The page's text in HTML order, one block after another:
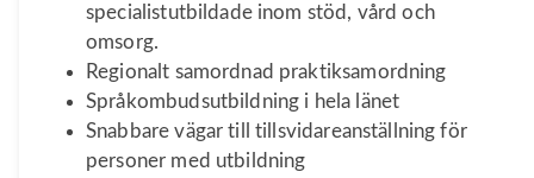
specialistutbildade inom stöd, vård och
omsorg.
Regionalt samordnad praktiksamordning
Språkombudsutbildning i hela länet
Snabbare vägar till tillsvidareanställning för
personer med utbildning